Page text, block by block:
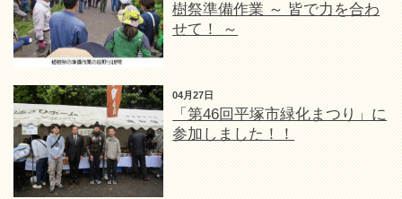
樹祭準備作業 ～ 皆で力を合わ
せて！ ～
04月27日
「第46回平塚市緑化まつり」に
参加しました！！